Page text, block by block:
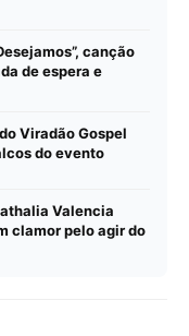
canção
de espera e
Viradão Gospel
do evento
Valencia
clamor pelo agir do